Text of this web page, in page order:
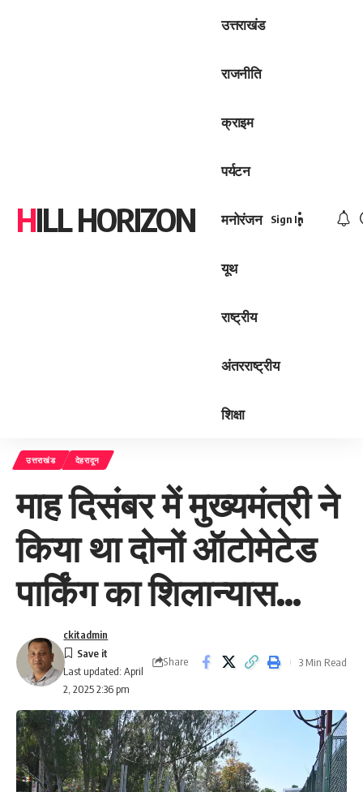
HILL HORIZON
उत्तराखंड
राजनीति
क्राइम
पर्यटन
मनोरंजन
यूथ
राष्ट्रीय
अंतरराष्ट्रीय
शिक्षा
Sign In
उत्तराखंड देहरादून
माह दिसंबर में मुख्यमंत्री ने
किया था दोनों ऑटोमेटेड
पार्किंग का शिलान्यास…
Last updated: April
2, 2025 2:36 pm
ckitadmin
Share 3 Min Read